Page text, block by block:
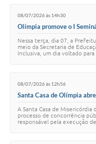
08/07/2026 às 14h30
Olímpia promove o I
Nessa terça, dia 07, a
meio da Secretaria de
Inclusiva, um dia voltado
08/07/2026 às 12h56
Santa Casa de Olímpia
A Santa Casa de Misericórdia
processo de concorrência
responsável pela execução